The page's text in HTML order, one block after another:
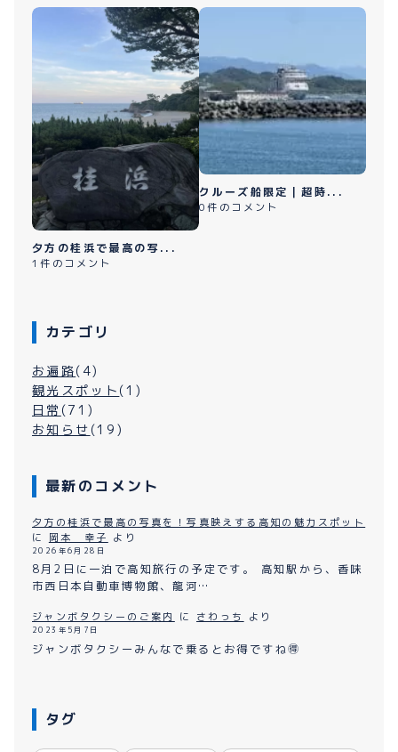
夕方の桂浜で最高の写...
1件のコメント
クルーズ船限定｜超時...
0件のコメント
カテゴリ
お遍路(4)
観光スポット (1)
日常 (71)
お知らせ (19)
最新のコメント
夕方の桂浜で最高の写真を！写真映えする高知の魅力スポット
に 岡本 幸子 より
2026年6月28日
8月2日に一泊で高知旅行の予定です。 高知駅から、香味
市西日本自動車博物館、龍河…
ジャンボタクシーのご案内 に さわっち より
2023年5月7日
ジャンボタクシーみんなで乗るとお得ですね🉐
タグ